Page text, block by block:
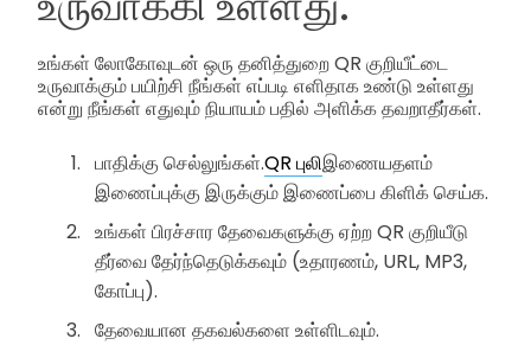
உங்கள் லோகோவுடன் ஒரு தனித்துறை QR குறியீட்டை
உருவாக்கும் பயிற்சி நீங்கள் எப்படி எளிதாக உண்டு உள்ளது
என்று நீங்கள் எதுவும் நியாயம் பதில் அளிக்க தவறாதீர்கள்.
பாதிக்கு செல்லுங்கள்.QR புலிஇணையதளம்
இணைப்புக்கு இருக்கும் இணைப்பை கிளிக் செய்க.
உங்கள் பிரச்சார தேவைகளுக்கு ஏற்ற QR குறியீடு
தீர்வை தேர்ந்தெடுக்கவும் (உதாரணம், URL, MP3,
கோப்பு).
தேவையான தகவல்களை உள்ளிடவும்.